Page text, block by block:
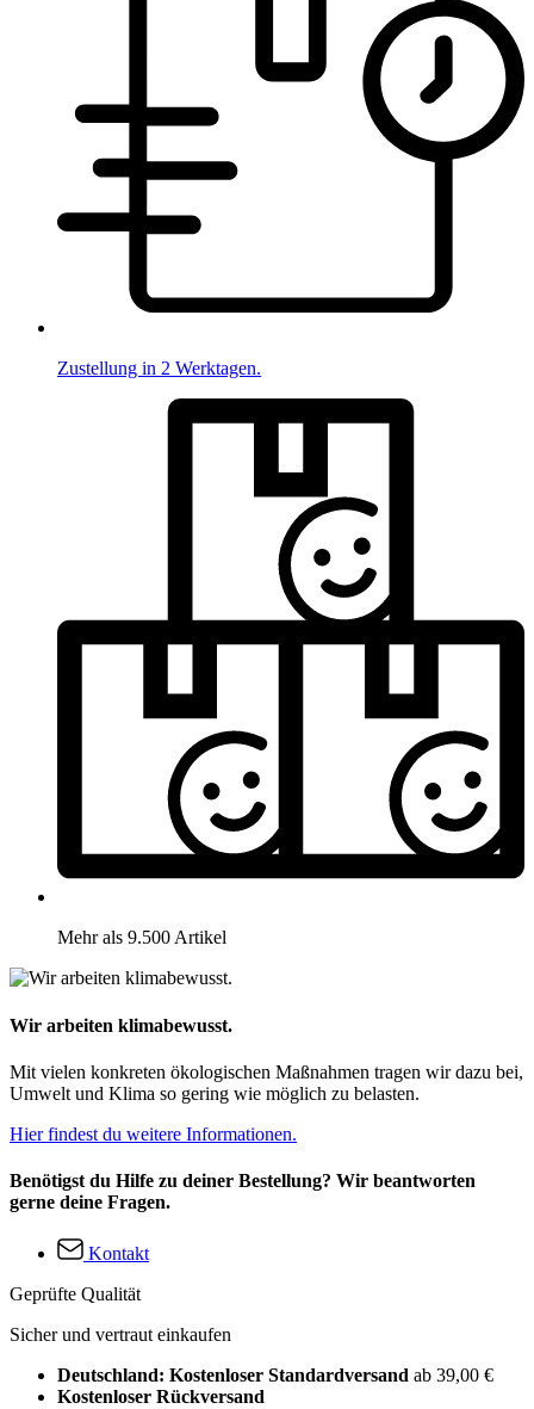
Zustellung in 2 Werktagen.
Mehr als 9.500 Artikel
Wir arbeiten klimabewusst.
Mit vielen konkreten ökologischen Maßnahmen tragen wir dazu bei,
Umwelt und Klima so gering wie möglich zu belasten.
Hier findest du weitere Informationen.
Benötigst du Hilfe zu deiner Bestellung? Wir beantworten
gerne deine Fragen.
Kontakt
Geprüfte Qualität
Sicher und vertraut einkaufen
Deutschland: Kostenloser Standardversand ab 39,00 €
Kostenloser Rückversand